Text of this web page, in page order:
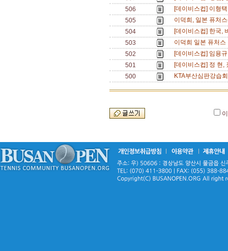
506
[데이비스컵] 이형
505
이덕희, 일본 퓨처
504
[데이비스컵] 한국,
503
이덕희 일본 퓨처
502
[데이비스컵] 임용
501
[데이비스컵] 정 현
500
KTA부산심판강습